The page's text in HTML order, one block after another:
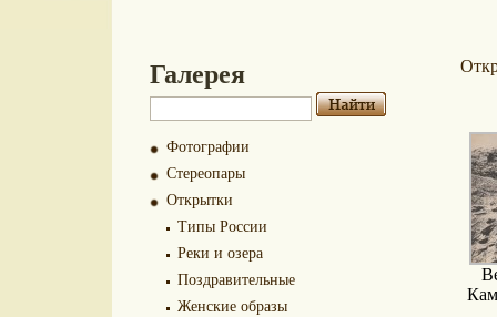
Галерея
Фотографии
Стереопары
Открытки
Типы России
Реки и озера
Поздравительные
Женские образы